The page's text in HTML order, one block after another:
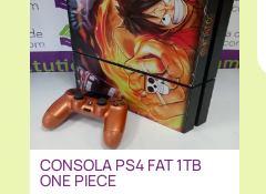
CONSOLA PS4 FAT 1TB
ONE PIECE